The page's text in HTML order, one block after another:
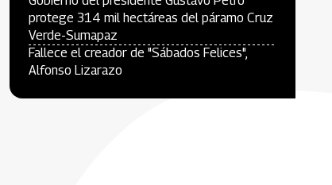
protege 314 mil hectáreas del páramo Cruz
Verde-Sumapaz
Fallece el creador de "Sábados Felices",
Alfonso Lizarazo